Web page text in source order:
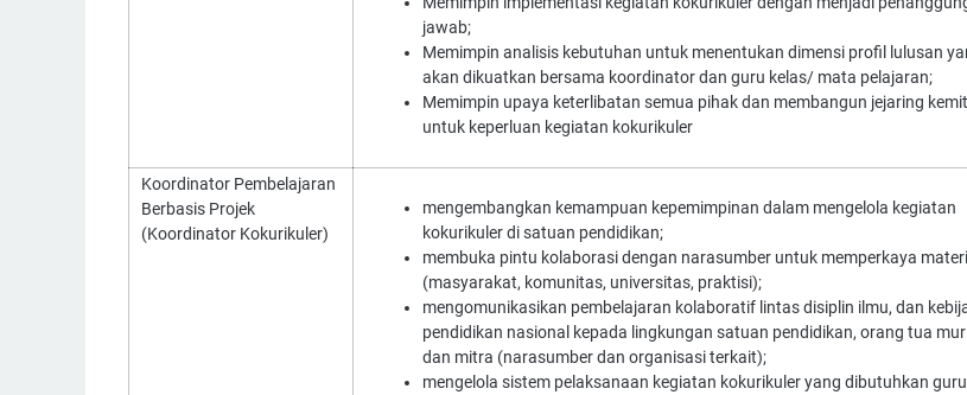
jawab;
Memimpin analisis kebutuhan untuk menentukan dimensi profil lulusan
akan dikuatkan bersama koordinator dan guru kelas/ mata pelajaran;
Memimpin upaya keterlibatan semua pihak dan membangun jejaring
untuk keperluan kegiatan kokurikuler
Koordinator Pembelajaran
Berbasis Projek
(Koordinator Kokurikuler)
mengembangkan kemampuan kepemimpinan dalam mengelola kegiatan
kokurikuler di satuan pendidikan;
membuka pintu kolaborasi dengan narasumber untuk memperkaya materi
(masyarakat, komunitas, universitas, praktisi);
mengomunikasikan pembelajaran kolaboratif lintas disiplin ilmu, dan
pendidikan nasional kepada lingkungan satuan pendidikan, orang tua
dan mitra (narasumber dan organisasi terkait);
mengelola sistem pelaksanaan kegiatan kokurikuler yang dibutuhkan